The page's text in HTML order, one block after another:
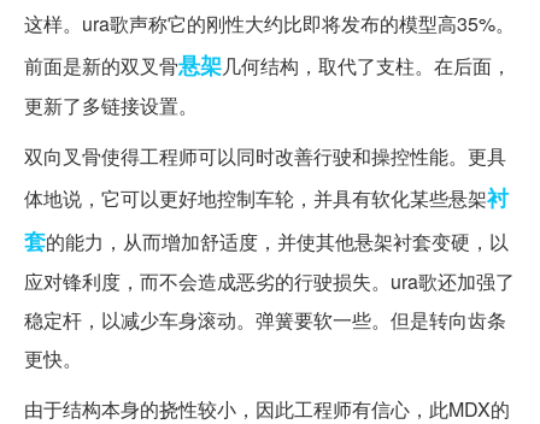
这样。ura歌声称它的刚性大约比即将发布的模型高35%。
前面是新的双叉骨悬架几何结构，取代了支柱。在后面，
更新了多链接设置。
双向叉骨使得工程师可以同时改善行驶和操控性能。更具
体地说，它可以更好地控制车轮，并具有软化某些悬架衬
套的能力，从而增加舒适度，并使其他悬架衬套变硬，以
应对锋利度，而不会造成恶劣的行驶损失。ura歌还加强了
稳定杆，以减少车身滚动。弹簧要软一些。但是转向齿条
更快。
由于结构本身的挠性较小，因此工程师有信心，此MDX的